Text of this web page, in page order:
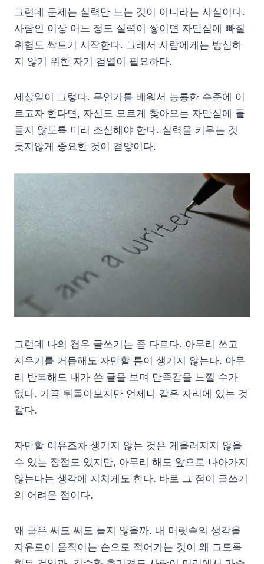
그런데 문제는 실력만 느는 것이 아니라는 사실이다.
사람인 이상 어느 정도 실력이 쌓이면 자만심에 빠질
위험도 싹트기 시작한다. 그래서 사람에게는 방심하
지 않기 위한 자기 검열이 필요하다.
세상일이 그렇다. 무언가를 배워서 능통한 수준에 이
르고자 한다면, 자신도 모르게 찾아오는 자만심에 물
들지 않도록 미리 조심해야 한다. 실력을 키우는 것
못지않게 중요한 것이 겸양이다.
그런데 나의 경우 글쓰기는 좀 다르다. 아무리 쓰고
지우기를 거듭해도 자만할 틈이 생기지 않는다. 아무
리 반복해도 내가 쓴 글을 보며 만족감을 느낄 수가
없다. 가끔 뒤돌아보지만 언제나 같은 자리에 있는 것
같다.
자만할 여유조차 생기지 않는 것은 게을러지지 않을
수 있는 장점도 있지만, 아무리 해도 앞으로 나아가지
않는다는 생각에 지치게도 한다. 바로 그 점이 글쓰기
의 어려운 점이다.
왜 글은 써도 써도 늘지 않을까. 내 머릿속의 생각을
자유로이 움직이는 손으로 적어가는 것이 왜 그토록